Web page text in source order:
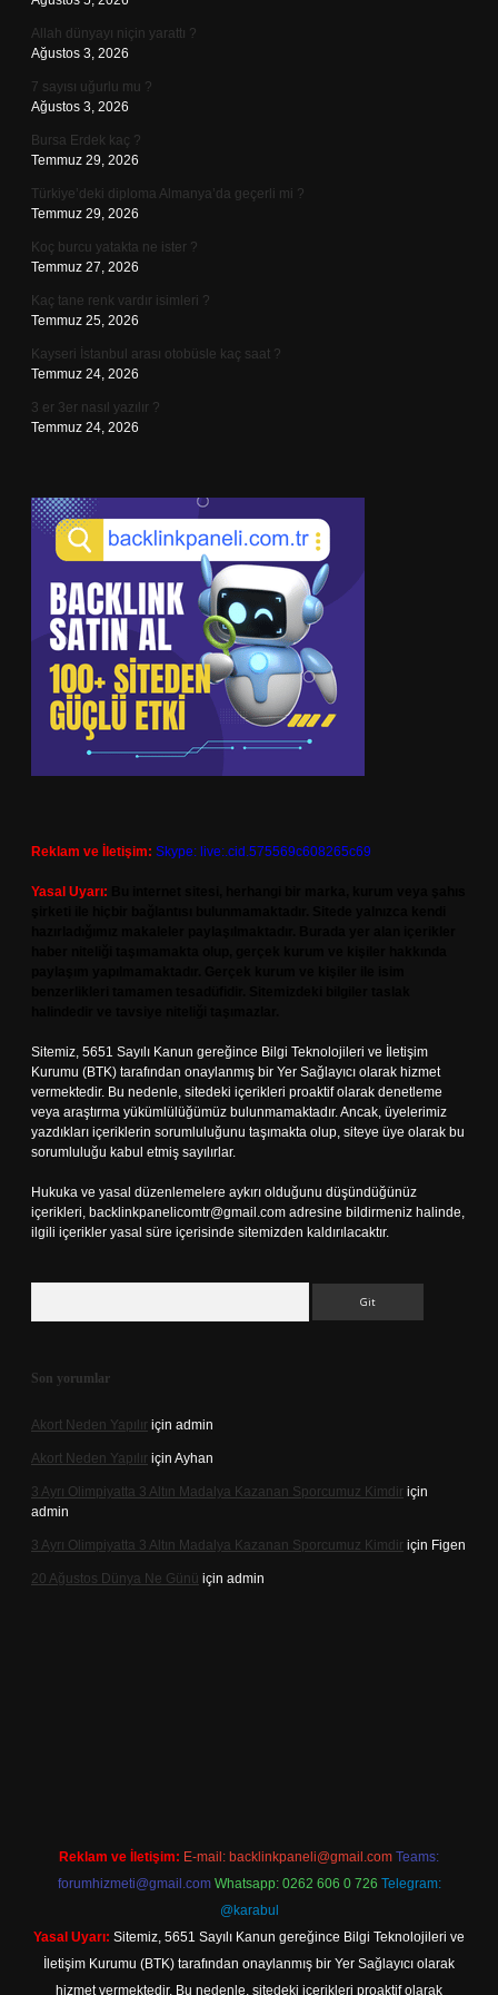
Allah dünyayı niçin yarattı ?
Ağustos 3, 2026
7 sayısı uğurlu mu ?
Ağustos 3, 2026
Bursa Erdek kaç ?
Temmuz 29, 2026
Türkiye’deki diploma Almanya’da geçerli mi ?
Temmuz 29, 2026
Koç burcu yatakta ne ister ?
Temmuz 27, 2026
Kaç tane renk vardır isimleri ?
Temmuz 25, 2026
Kayseri İstanbul arası otobüsle kaç saat ?
Temmuz 24, 2026
3 er 3er nasıl yazılır ?
Temmuz 24, 2026
Reklam ve İletişim: Skype: live:.cid.575569c608265c69
Yasal Uyarı:
Sitemiz, 5651 Sayılı Kanun gereğince Bilgi Teknolojileri ve İletişim
Kurumu (BTK) tarafından onaylanmış bir Yer Sağlayıcı olarak hizmet
vermektedir. Bu nedenle, sitedeki içerikleri proaktif olarak denetleme
veya araştırma yükümlülüğümüz bulunmamaktadır. Ancak, üyelerimiz
yazdıkları içeriklerin sorumluluğunu taşımakta olup, siteye üye olarak bu
sorumluluğu kabul etmiş sayılırlar.
Hukuka ve yasal düzenlemelere aykırı olduğunu düşündüğünüz
içerikleri, backlinkpanelicomtr@gmail.com adresine bildirmeniz halinde,
ilgili içerikler yasal süre içerisinde sitemizden kaldırılacaktır.
Son yorumlar
Akort Neden Yapılır için admin
Akort Neden Yapılır için Ayhan
3 Ayrı Olimpiyatta 3 Altın Madalya Kazanan Sporcumuz Kimdir için
admin
3 Ayrı Olimpiyatta 3 Altın Madalya Kazanan Sporcumuz Kimdir için Figen
20 Ağustos Dünya Ne Günü için admin
Reklam ve İletişim: E-mail: backlinkpaneli@gmail.com Teams:
forumhizmeti@gmail.com Whatsapp: 0262 606 0 726 Telegram:
@karabul
Yasal Uyarı: Sitemiz, 5651 Sayılı Kanun gereğince Bilgi Teknolojileri ve
İletişim Kurumu (BTK) tarafından onaylanmış bir Yer Sağlayıcı olarak
hizmet vermektedir. Bu nedenle, sitedeki içerikleri proaktif olarak